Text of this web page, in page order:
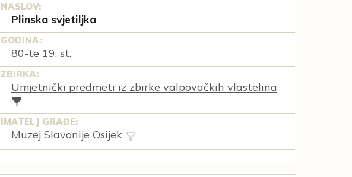
NASLOV:
Plinska svjetiljka
GODINA:
80-te 19. st.
ZBIRKA:
Umjetnički predmeti iz zbirke valpovačkih vlastelina
IMATELJ GRAĐE:
Muzej Slavonije Osijek